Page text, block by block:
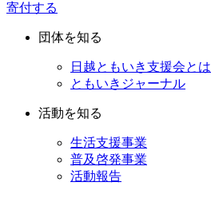
寄付する
団体を知る
日越ともいき支援会とは
ともいきジャーナル
活動を知る
生活支援事業
普及啓発事業
活動報告